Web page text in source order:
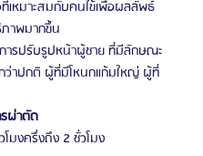
เหมาะสมกับคนไข้เพื่อผลลัพธ์
าพมากขึ้น
ารปรับรูปหน้าผู้ชาย ที่มีลักษณะ
ว่าปกติ ผู้ที่มีโหนกแก้มใหญ่ ผู้ที่
ผ่าตัด
มงครึ่งถึง 2 ชั่วโมง